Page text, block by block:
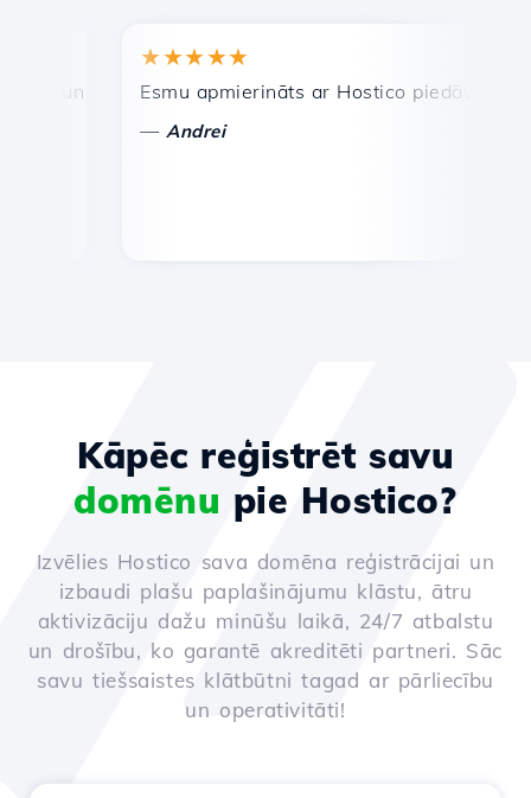
un efektīva tehniskā atbalsta dienests.
★★★★★
Esmu apmierināts ar Hostico piedāvātajiem
Andrei
Kāpēc reģistrēt savu
domēnu pie Hostico?
Izvēlies Hostico sava domēna reģistrācijai un
izbaudi plašu paplašinājumu klāstu, ātru
aktivizāciju dažu minūšu laikā, 24/7 atbalstu
un drošību, ko garantē akreditēti partneri. Sāc
savu tiešsaistes klātbūtni tagad ar pārliecību
un operativitāti!